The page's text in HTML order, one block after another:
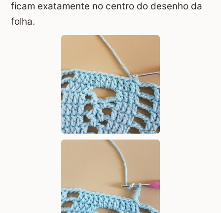
ficam exatamente no centro do desenho da
folha.